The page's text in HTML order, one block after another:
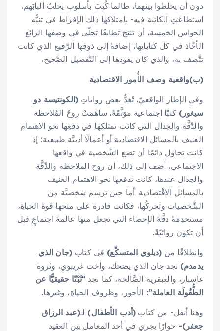
دون أن يخلطوا بينهما، طالما كُتِبَ بأسلوب يخلبُ ألبابَهم،
استطاعَتِ الكاتبة فيه- بامتلاكها ذلك الإفراط في تنبُّه
الحواس الخمسة، أن تنتجَ تطابقًا تجلّى في وصفها الرائع
الأخَّاذ في كل كتاباتِها، إضافةً إلى ذوقِها الرَّفيع الذي كانت
تتَّصف به، والذي كان يقودها إلى التَّفصيل الصَّحيح.
(ب)واقعية وصف الأُمور الاقتصادية
وفي الإطار الواقعيّ، تُعَدُّ بعض رواياتِ(الكونتيسة دو
سيغور) كتبًا اجتماعية موَثَّقَةً، ساهَمَتْ روحُ المُلاحظة
والدِّقَّة والجدال التي كانَت تمتلكها في دفعِها نحو الاهتمام
العنيف بالمسائل الاقتصادية أو أعمالًا أدبيَّة طبيعية؛ إذ
كانت تحاول دائمًا أن تضع الشَّخصية في واقعها
الاجتماعي. أضف إلى ذلك، أن روح الملاحظة والدِّقَّة
والجدال عندها، كانت تدفعها نحو الاهتمام العنيف
بالمسائل الاقْتصادية. أما حين ترسم شخصيَّة من
الشَّخصيات وتحركُها، فكانت قادرة على منحها قوة الحياةِ،
مستخدِمَةً دقَّةَ الإحصاء التي تجعل منها عالمةَ اجتماعٍ قبل
أن تكون روائيّةً.
وانطلاقًا من (ديلوي المتسكِّع) في كتاب(جان الذي
يدمدم) نجد جان الذي يضحك، وأخت غريبوي، وثروة
غاسبار، والعبقرية الصَّالحة، كما نجد“ثَبْتًا حقيقيًّا عن
الطُّفُولَة العاملة”: الأجور، وظروف الحياة، وغيرها.
وهنا أنقل- من كتاب (أدب الأطفال) لـ(عبد الرزاق
جعفر)- حوارًا يجري في أحد المعامل بين العقيد